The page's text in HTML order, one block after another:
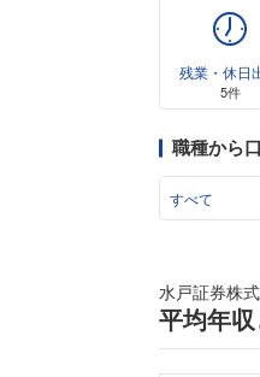
残業・休日
5件
職種から
すべて
水戸証券株
平均年